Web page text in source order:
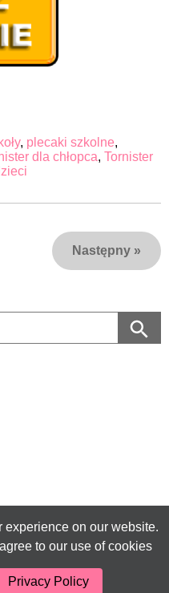
, plecaki szkolne,
dla chłopca, Tornister
Następny »
experience on our website.
to our use of cookies
Privacy Policy